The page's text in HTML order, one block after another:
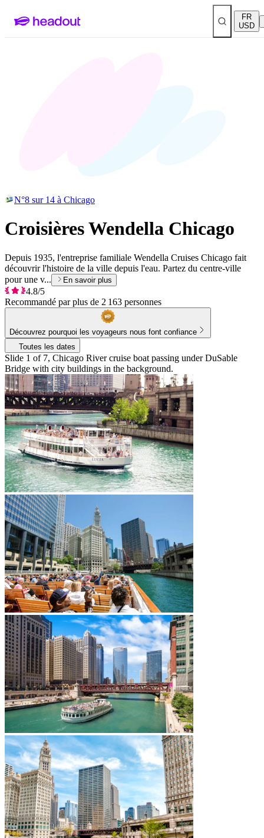
FR
USD
N°8 sur 14 à Chicago
Croisières Wendella Chicago
Depuis 1935, l'entreprise familiale Wendella Cruises Chicago fait
découvrir l'histoire de la ville depuis l'eau. Partez du centre-ville
pour une v...
En savoir plus
4.8/5
Recommandé par plus de 2 163 personnes
Découvrez pourquoi les voyageurs nous font confiance
Toutes les dates
Slide 1 of 7, Chicago River cruise boat passing under DuSable
Bridge with city buildings in the background.